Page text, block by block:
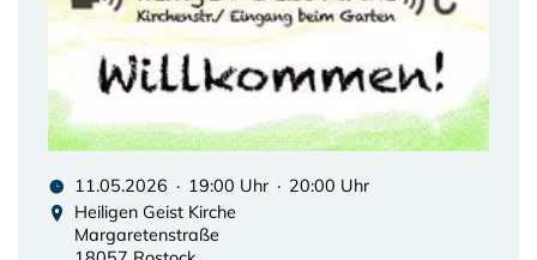
11.05.2026 · 19:00 Uhr · 20:00 Uhr
Heiligen Geist Kirche
Margaretenstraße